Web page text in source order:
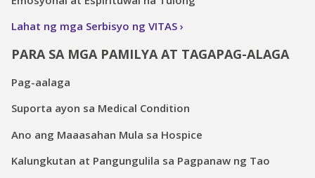
Lahat ng mga Serbisyo ng VITAS
PARA SA MGA PAMILYA AT TAGAPAG-ALAGA
Pag-aalaga
Suporta ayon sa Medical Condition
Ano ang Maaasahan Mula sa Hospice
Kalungkutan at Pangungulila sa Pagpanaw ng Tao